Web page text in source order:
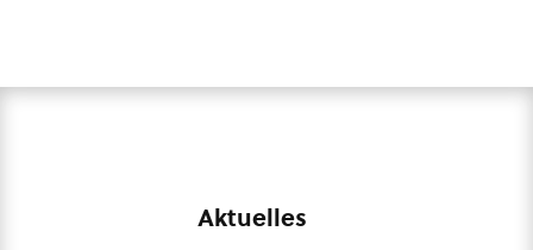
Aktuelles